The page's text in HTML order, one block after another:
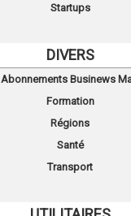
Startups
DIVERS
Abonnements Businews
Formation
Régions
Santé
Transport